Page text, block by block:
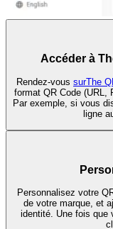
Accéder à
Rendez-vous surThe
format QR Code (URL,
Par exemple, si vous
ligne
Personnalisez votre
de votre marque, et
identité. Une fois que